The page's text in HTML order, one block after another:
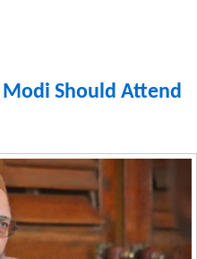
Should Attend